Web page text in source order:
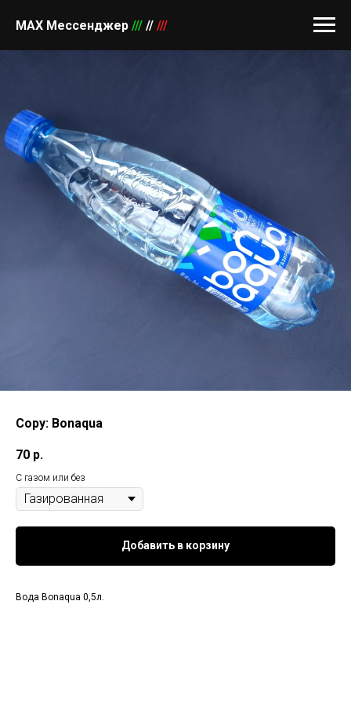
MAX Мессенджер /// // ///
Copy: Bonaqua
70 р.
С газом или без
Добавить в корзину
Вода Bonaqua 0,5л.